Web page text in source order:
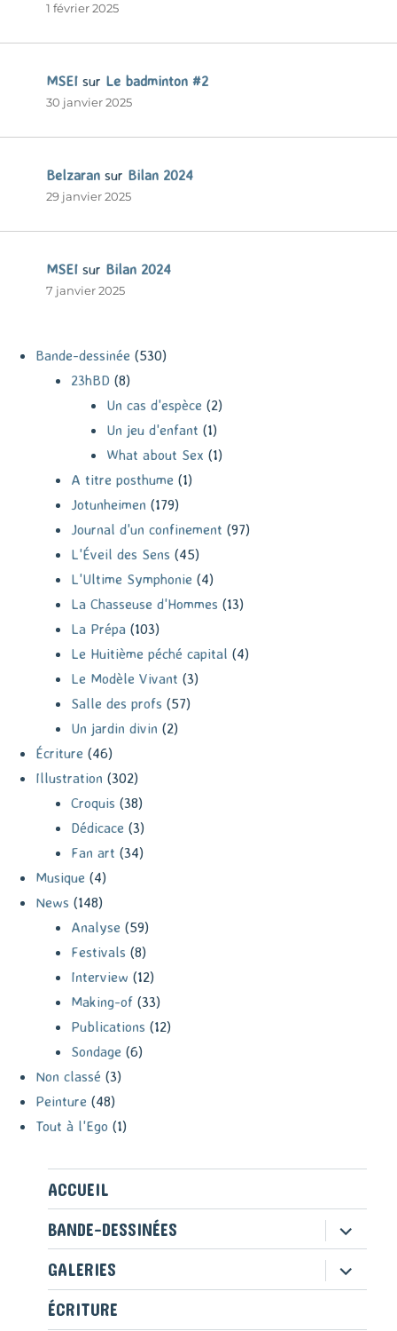
1 février 2025
MSEI sur Le badminton #2
30 janvier 2025
Belzaran sur Bilan 2024
29 janvier 2025
MSEI sur Bilan 2024
7 janvier 2025
Bande-dessinée (530)
23hBD (8)
Un cas d'espèce (2)
Un jeu d'enfant (1)
What about Sex (1)
A titre posthume (1)
Jotunheimen (179)
Journal d'un confinement (97)
L'Éveil des Sens (45)
L'Ultime Symphonie (4)
La Chasseuse d'Hommes (13)
La Prépa (103)
Le Huitième péché capital (4)
Le Modèle Vivant (3)
Salle des profs (57)
Un jardin divin (2)
Écriture (46)
Illustration (302)
Croquis (38)
Dédicace (3)
Fan art (34)
Musique (4)
News (148)
Analyse (59)
Festivals (8)
Interview (12)
Making-of (33)
Publications (12)
Sondage (6)
Non classé (3)
Peinture (48)
Tout à l'Ego (1)
ACCUEIL
BANDE-DESSINÉES
ouvrir
le
sous-
menu
GALERIES ouvrir
le
ÉCRITURE